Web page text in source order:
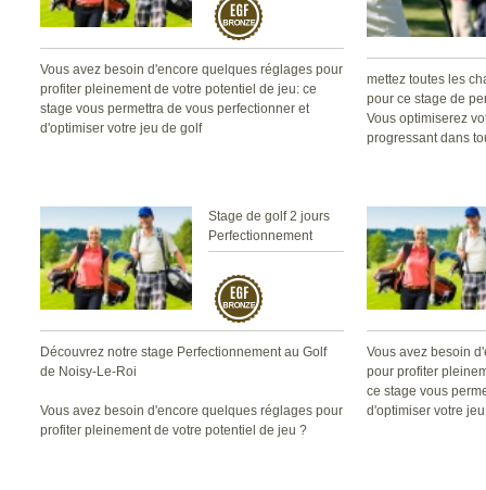
Vous avez besoin d'encore quelques réglages pour
profiter pleinement de votre potentiel de jeu: ce
stage vous permettra de vous perfectionner et
d'optimiser votre jeu de golf
mettez toutes les
pour ce stage de
Vous optimiserez
progressant dans
Stage de golf 2 jours
Perfectionnement
Découvrez notre stage Perfectionnement au Golf
de Noisy-Le-Roi
Vous avez besoin d'encore quelques réglages pour
profiter pleinement de votre potentiel de jeu ?
Vous avez besoin
pour profiter
ce stage vous
d'optimiser votre